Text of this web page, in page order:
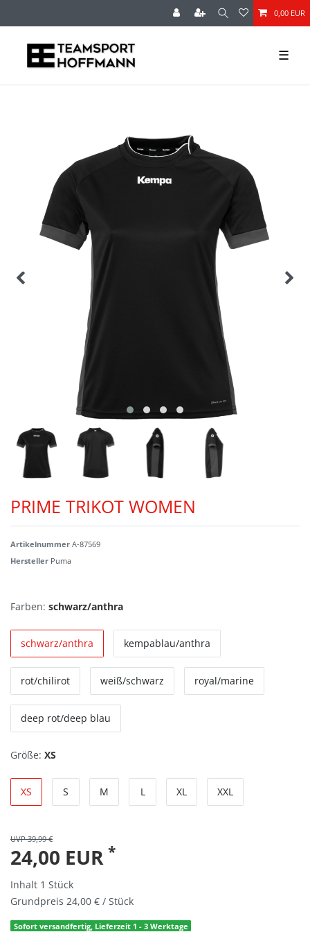
0,00 EUR
☰
PRIME TRIKOT WOMEN
Artikelnummer A-87569
Hersteller Puma
Farben: schwarz/anthra
schwarz/anthra kempablau/anthra
rot/chilirot weiß/schwarz royal/marine
deep rot/deep blau
Größe: XS
XS S M L XL XXL
UVP 39,99 €
24,00 EUR *
Inhalt 1 Stück
Grundpreis 24,00 € / Stück
Sofort versandfertig, Lieferzeit 1 - 3 Werktage